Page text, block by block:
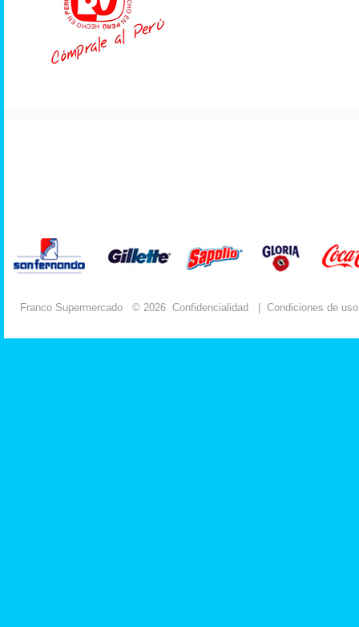
Franco Supermercado © 2026 Confidencialidad Condiciones de uso